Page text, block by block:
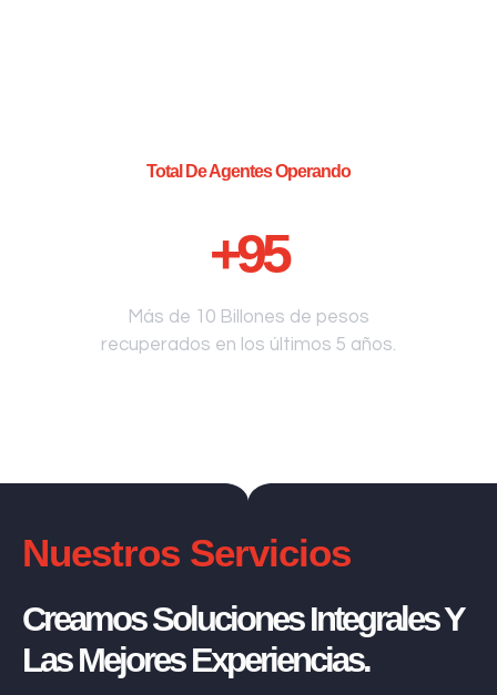
Total De Agentes Operando
+95
Más de 10 Billones de pesos
recuperados en los últimos 5 años.
Nuestros Servicios
Creamos Soluciones Integrales Y
Las Mejores Experiencias.